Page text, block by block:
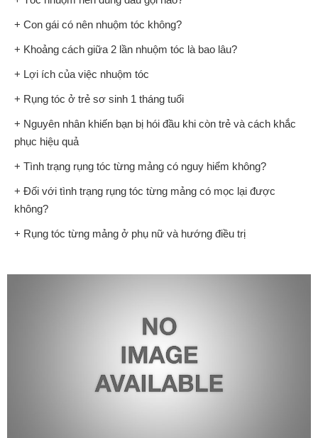
+ Con gái có nên nhuộm tóc không?
+ Khoảng cách giữa 2 lần nhuộm tóc là bao lâu?
+ Lợi ích của việc nhuộm tóc
+ Rụng tóc ở trẻ sơ sinh 1 tháng tuổi
+ Nguyên nhân khiến bạn bị hói đầu khi còn trẻ và cách khắc
phục hiệu quả
+ Tình trạng rụng tóc từng mảng có nguy hiểm không?
+ Đối với tình trạng rụng tóc từng mảng có mọc lại được
không?
+ Rụng tóc từng mảng ở phụ nữ và hướng điều trị